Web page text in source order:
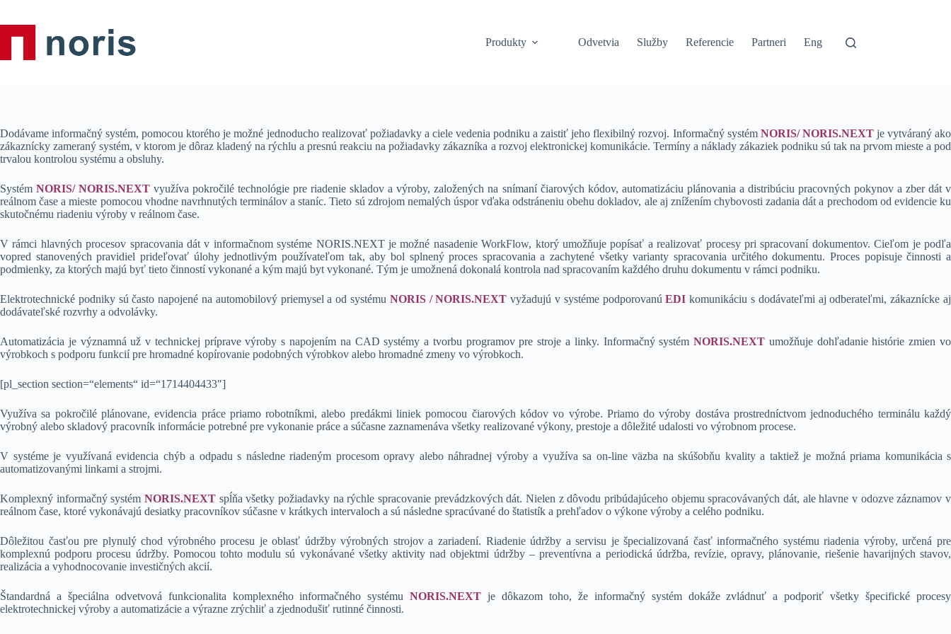
Produkty
Odvetvia Služby Referencie Partneri Eng
Dodávame informačný systém, pomocou ktorého je možné jednoducho realizovať požiadavky a ciele vedenia podniku a zaistiť jeho flexibilný rozvoj. Informačný systém NORIS/ NORIS.NEXTje vytváraný ako
zákaznícky zameraný systém, v ktorom je dôraz kladený na rýchlu a presnú reakciu na požiadavky zákazníka a rozvoj elektronickej komunikácie. Termíny a náklady zákaziek podniku sú tak na prvom mieste a pod
trvalou kontrolou systému a obsluhy.
SystémNORIS/ NORIS.NEXT využíva pokročilé technológie pre riadenie skladov a výroby, založených na snímaní čiarových kódov, automatizáciu plánovania a distribúciu pracovných pokynov a zber dát v
reálnom čase a mieste pomocou vhodne navrhnutých terminálov a staníc. Tieto sú zdrojom nemalých úspor vďaka odstráneniu obehu dokladov, ale aj znížením chybovosti zadania dát a prechodom od evidencie ku
skutočnému riadeniu výroby v reálnom čase.
V rámci hlavných procesov spracovania dát v informačnom systéme NORIS.NEXT je možné nasadenie WorkFlow, ktorý umožňuje popísať a realizovať procesy pri spracovaní dokumentov. Cieľom je podľa
vopred stanovených pravidiel prideľovať úlohy jednotlivým používateľom tak, aby bol splnený proces spracovania a zachytené všetky varianty spracovania určitého dokumentu. Proces popisuje činnosti a
podmienky, za ktorých majú byť tieto činností vykonané a kým majú byt vykonané. Tým je umožnená dokonalá kontrola nad spracovaním každého druhu dokumentu v rámci podniku.
Elektrotechnické podniky sú často napojené na automobilový priemysel a od systému NORIS / NORIS.NEXT vyžadujú v systéme podporovanúEDI komunikáciu s dodávateľmi aj odberateľmi, zákaznícke aj
dodávateľské rozvrhy a odvolávky.
Automatizácia je významná už v technickej príprave výroby s napojením na CAD systémy a tvorbu programov pre stroje a linky. Informačný systémNORIS.NEXT umožňuje dohľadanie histórie zmien vo
výrobkoch s podporu funkcií pre hromadné kopírovanie podobných výrobkov alebo hromadné zmeny vo výrobkoch.
[pl_section section=“elements“ id=“1714404433″]
Využíva sa pokročilé plánovane, evidencia práce priamo robotníkmi, alebo predákmi liniek pomocou čiarových kódov vo výrobe. Priamo do výroby dostáva prostredníctvom jednoduchého terminálu každý
výrobný alebo skladový pracovník informácie potrebné pre vykonanie práce a súčasne zaznamenáva všetky realizované výkony, prestoje a dôležité udalosti vo výrobnom procese.
V systéme je využívaná evidencia chýb a odpadu s následne riadeným procesom opravy alebo náhradnej výroby a využíva sa on-line väzba na skúšobňu kvality a taktiež je možná priama komunikácia s
automatizovanými linkami a strojmi.
Komplexný informačný systém NORIS.NEXT spĺňa všetky požiadavky na rýchle spracovanie prevádzkových dát. Nielen z dôvodu pribúdajúceho objemu spracovávaných dát, ale hlavne v odozve záznamov v
reálnom čase, ktoré vykonávajú desiatky pracovníkov súčasne v krátkych intervaloch a sú následne spracúvané do štatistík a prehľadov o výkone výroby a celého podniku.
Dôležitou časťou pre plynulý chod výrobného procesu je oblasť údržby výrobných strojov a zariadení. Riadenie údržby a servisu je špecializovaná časť informačného systému riadenia výroby, určená pre
komplexnú podporu procesu údržby. Pomocou tohto modulu sú vykonávané všetky aktivity nad objektmi údržby – preventívna a periodická údržba, revízie, opravy, plánovanie, riešenie havarijných stavov,
realizácia a vyhodnocovanie investičných akcií.
Štandardná a špeciálna odvetvová funkcionalita komplexného informačného systémuNORIS.NEXT je dôkazom toho, že informačný systém dokáže zvládnuť a podporiť všetky špecifické procesy
elektrotechnickej výroby a automatizácie a výrazne zrýchliť a zjednodušiť rutinné činnosti.